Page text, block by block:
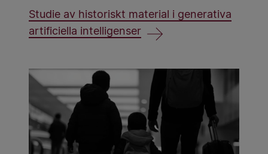
Studie av historiskt material i generativa
artificiella intelligenser